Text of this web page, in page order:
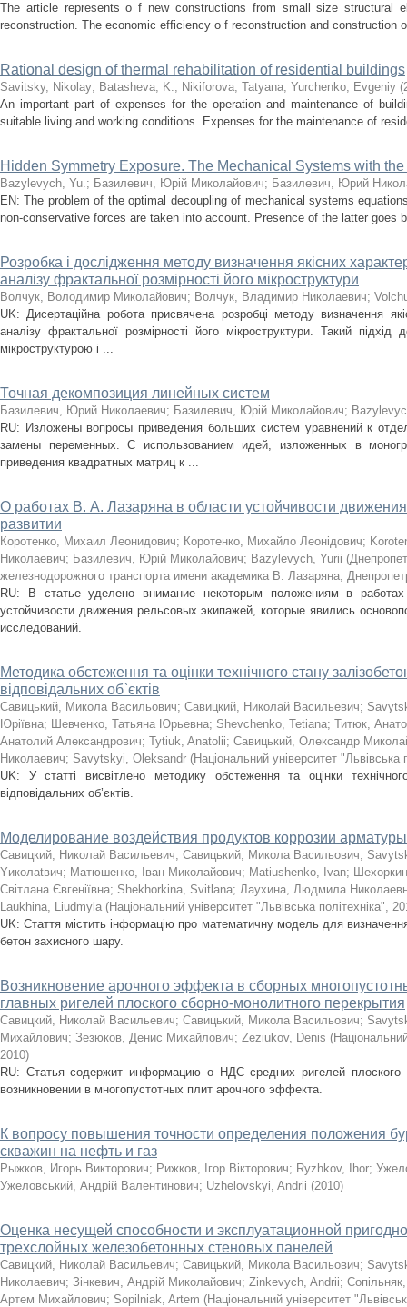
The article represents o f new constructions from small size structural
reconstruction. The economic efficiency o f reconstruction and construction
Rational design of thermal rehabilitation of residential buildings
Savitsky, Nikolay; Batasheva, K.; Nikiforova, Tatyana; Yurchenko, Evgeniy (
An important part of expenses for the operation and maintenance of
suitable living and working conditions. Expenses for the maintenance of
Hidden Symmetry Exposure. The Mechanical Systems with
Bazylevych, Yu.; Базилевич, Юрій Миколайович; Базилевич, Юрий
EN: The problem of the optimal decoupling of mechanical systems
non-conservative forces are taken into account. Presence of the latter goes
Розробка і дослідження методу визначення якісних
аналізу фрактальної розмірності його мікроструктури
Волчук, Володимир Миколайович; Волчук, Владимир Николаевич;
UK: Дисертаційна робота присвячена розробці методу визначення
аналізу фрактальної розмірності його мікроструктури. Такий
мікроструктурою і ...
Точная декомпозиция линейных систем
Базилевич, Юрий Николаевич; Базилевич, Юрій Миколайович;
RU: Изложены вопросы приведения больших систем уравнений к
замены переменных. С использованием идей, изложенных в
приведения квадратных матриц к ...
О работах В. А. Лазаряна в области устойчивости
развитии
Коротенко, Михаил Леонидович; Коротенко, Михайло Леонідович;
Николаевич; Базилевич, Юрій Миколайович; Bazylevych, Yurii (
железнодорожного транспорта имени академика В. Лазаряна,
RU: В статье уделено внимание некоторым положениям в
устойчивости движения рельсовых экипажей, которые явились
исследований.
Методика обстеження та оцінки технічного стану
відповідальних об`єктів
Савицький, Микола Васильович; Савицкий, Николай Васильевич;
Юріївна; Шевченко, Татьяна Юрьевна; Shevchenko, Tetiana; Титюк,
Анатолий Александрович; Tytiuk, Anatolii; Савицький, Олександр
Николаевич; Savytskyi, Oleksandr (Національний університет "Львівська
UK: У статті висвітлено методику обстеження та оцінки
відповідальних об’єктів.
Моделирование воздействия продуктов коррозии
Савицкий, Николай Васильевич; Савицький, Микола Васильович;
Yиколаtвич; Матюшенко, Іван Миколайович; Matiushenko, Ivan;
Світлана Євгеніївна; Shekhorkina, Svitlana; Лаухина, Людмила
Laukhina, Liudmyla (Національний університет "Львівська політехніка",
UK: Стаття містить інформацію про математичну модель для
бетон захисного шару.
Возникновение арочного эффекта в сборных
главных ригелей плоского сборно-монолитного перекрытия
Савицкий, Николай Васильевич; Савицький, Микола Васильович;
Михайлович; Зезюков, Денис Михайлович; Zeziukov, Denis (
2010)
RU: Статья содержит информацию о НДС средних ригелей плоского
возникновении в многопустотных плит арочного эффекта.
К вопросу повышения точности определения положения
скважин на нефть и газ
Рыжков, Игорь Викторович; Рижков, Ігор Вікторович; Ryzhkov, Ihor;
Ужеловський, Андрій Валентинович; Uzhelovskyi, Andrii (2010)
Оценка несущей способности и эксплуатационной
трехслойных железобетонных стеновых панелей
Савицкий, Николай Васильевич; Савицький, Микола Васильович;
Николаевич; Зінкевич, Андрій Миколайович; Zinkevych, Andrii;
Артем Михайлович; Sopilniak, Artem (Національний університет